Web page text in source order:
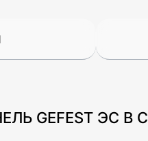
GEFEST ЭС В